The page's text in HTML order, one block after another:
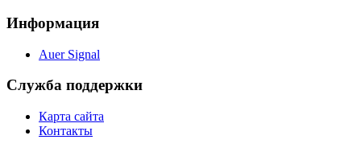
Информация
Auer Signal
Служба поддержки
Карта сайта
Контакты